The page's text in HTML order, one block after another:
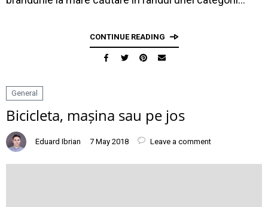
CONTINUE READING
General
Bicicleta, mașina sau pe jos
Eduard Ibrian 7 May 2018 Leave a comment